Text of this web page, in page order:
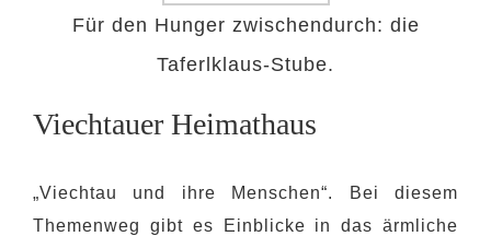
Für den Hunger zwischendurch: die
Taferlklaus-Stube.
Viechtauer Heimathaus
„Viechtau und ihre Menschen“. Bei diesem
Themenweg gibt es Einblicke in das ärmliche